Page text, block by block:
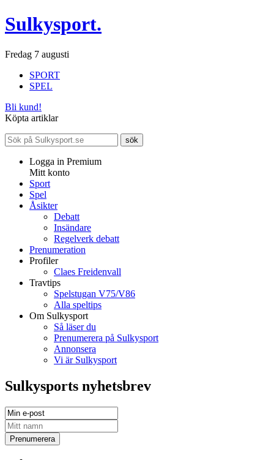
Sulkysport.
Fredag 7 augusti
SPORT
SPEL
Bli kund!
Köpta artiklar
Logga in Premium
Mitt konto
Sport
Spel
Åsikter
Debatt
Insändare
Regelverk debatt
Prenumeration
Profiler
Claes Freidenvall
Travtips
Spelstugan V75/V86
Alla speltips
Om Sulkysport
Så läser du
Prenumerera på Sulkysport
Annonsera
Vi är Sulkysport
Sulkysports nyhetsbrev